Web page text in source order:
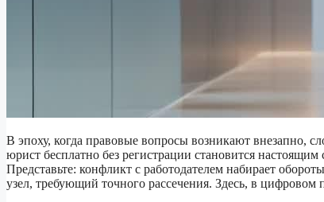
В эпоху, когда правовые вопросы возникают внезапно,
юрист бесплатно без регистрации становится
Представьте: конфликт с работодателем набирает
узел, требующий точного рассечения. Здесь, в цифровом